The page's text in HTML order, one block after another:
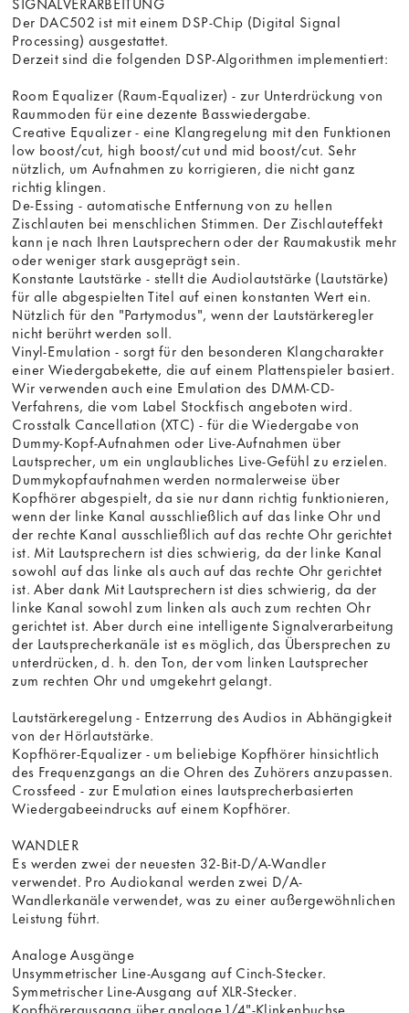
Der DAC502 ist mit einem DSP-Chip (Digital Signal
Processing) ausgestattet.
Derzeit sind die folgenden DSP-Algorithmen implementiert:
Room Equalizer (Raum-Equalizer) - zur Unterdrückung von
Raummoden für eine dezente Basswiedergabe.
Creative Equalizer - eine Klangregelung mit den Funktionen
low boost/cut, high boost/cut und mid boost/cut. Sehr
nützlich, um Aufnahmen zu korrigieren, die nicht ganz
richtig klingen.
De-Essing - automatische Entfernung von zu hellen
Zischlauten bei menschlichen Stimmen. Der Zischlauteffekt
kann je nach Ihren Lautsprechern oder der Raumakustik mehr
oder weniger stark ausgeprägt sein.
Konstante Lautstärke - stellt die Audiolautstärke (Lautstärke)
für alle abgespielten Titel auf einen konstanten Wert ein.
Nützlich für den "Partymodus", wenn der Lautstärkeregler
nicht berührt werden soll.
Vinyl-Emulation - sorgt für den besonderen Klangcharakter
einer Wiedergabekette, die auf einem Plattenspieler basiert.
Wir verwenden auch eine Emulation des DMM-CD-
Verfahrens, die vom Label Stockfisch angeboten wird.
Crosstalk Cancellation (XTC) - für die Wiedergabe von
Dummy-Kopf-Aufnahmen oder Live-Aufnahmen über
Lautsprecher, um ein unglaubliches Live-Gefühl zu erzielen.
Dummykopfaufnahmen werden normalerweise über
Kopfhörer abgespielt, da sie nur dann richtig funktionieren,
wenn der linke Kanal ausschließlich auf das linke Ohr und
der rechte Kanal ausschließlich auf das rechte Ohr gerichtet
ist. Mit Lautsprechern ist dies schwierig, da der linke Kanal
sowohl auf das linke als auch auf das rechte Ohr gerichtet
ist. Aber dank Mit Lautsprechern ist dies schwierig, da der
linke Kanal sowohl zum linken als auch zum rechten Ohr
gerichtet ist. Aber durch eine intelligente Signalverarbeitung
der Lautsprecherkanäle ist es möglich, das Übersprechen zu
unterdrücken, d. h. den Ton, der vom linken Lautsprecher
zum rechten Ohr und umgekehrt gelangt.
Lautstärkeregelung - Entzerrung des Audios in Abhängigkeit
von der Hörlautstärke.
Kopfhörer-Equalizer - um beliebige Kopfhörer hinsichtlich
des Frequenzgangs an die Ohren des Zuhörers anzupassen.
Crossfeed - zur Emulation eines lautsprecherbasierten
Wiedergabeeindrucks auf einem Kopfhörer.
WANDLER
Es werden zwei der neuesten 32-Bit-D/A-Wandler
verwendet. Pro Audiokanal werden zwei D/A-
Wandlerkanäle verwendet, was zu einer außergewöhnlichen
Leistung führt.
Analoge Ausgänge
Unsymmetrischer Line-Ausgang auf Cinch-Stecker.
Symmetrischer Line-Ausgang auf XLR-Stecker.